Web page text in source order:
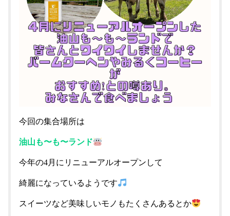
今回の集合場所は
油山も〜も〜ランド
今年の4月にリニューアルオープンして
綺麗になっているようです
スイーツなど美味しいモノもたくさんあるとか